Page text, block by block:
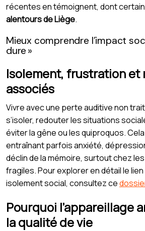
récentes en témoignent, dont
alentours de Liège.
Mieux comprendre l’impact
dure »
Isolement, frustration et
associés
Vivre avec une perte auditive non
s’isoler, redouter les situations
éviter la gêne ou les quiproquos.
entraînant parfois anxiété,
déclin de la mémoire, surtout chez
fragiles. Pour explorer en détail le
isolement social, consultez ce
Pourquoi l’appareillage
la qualité de vie